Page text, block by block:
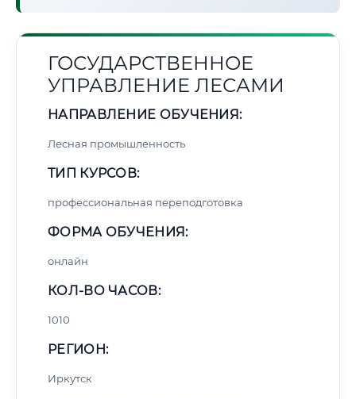
ГОСУДАРСТВЕННОЕ
УПРАВЛЕНИЕ ЛЕСАМИ
НАПРАВЛЕНИЕ ОБУЧЕНИЯ:
Лесная промышленность
ТИП КУРСОВ:
профессиональная переподготовка
ФОРМА ОБУЧЕНИЯ:
онлайн
КОЛ-ВО ЧАСОВ:
1010
РЕГИОН:
Иркутск